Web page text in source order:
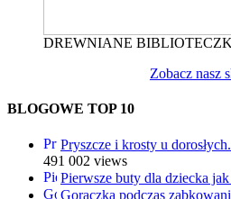
DREWNIANE
Zobacz nasz
BLOGOWE TOP 10
Pryszcze i krosty u
491 002 views
Pierwsze buty dla dziecka
Gorączka podczas